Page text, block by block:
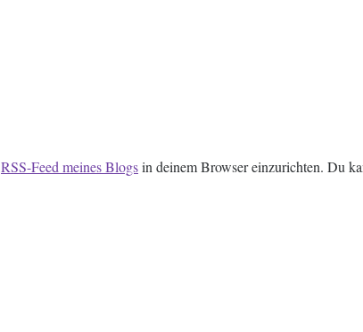
RSS-Feed meines Blogsin deinem Browser einzurichten. Du